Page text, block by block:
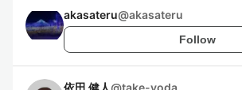
akasateru@akasateru
Follow
依田 健人@take-yoda